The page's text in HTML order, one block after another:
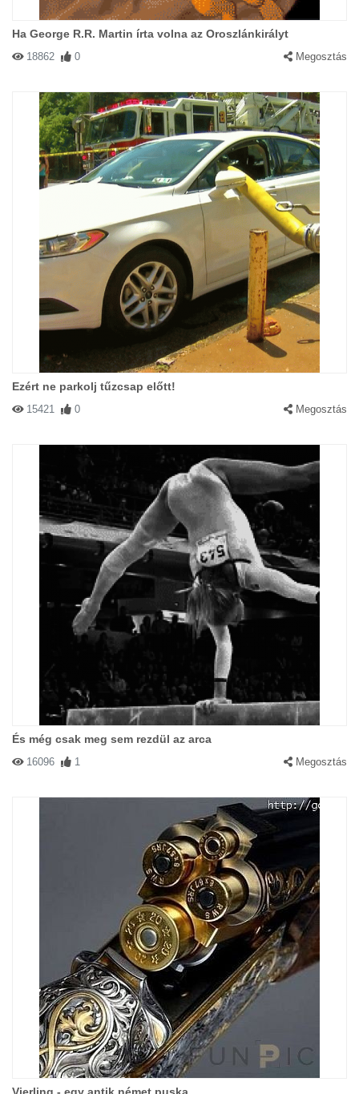
Ha George R.R. Martin írta volna az Oroszlánkirályt
18862 0 Megosztás
Ezért ne parkolj tűzcsap előtt!
15421 0 Megosztás
És még csak meg sem rezdül az arca
16096 1 Megosztás
Vierling - egy antik német puska